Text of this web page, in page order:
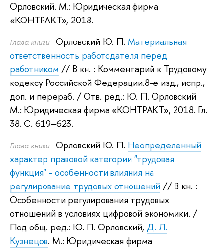
Орловский. М.: Юридическая фирма
«КОНТРАКТ», 2018.
Глава книги Орловский Ю. П. Материальная
ответственность работодателя перед
работником // В кн. : Комментарий к Трудовому
кодексу Российской Федерации.8-е изд., испр.,
доп. и перераб. / Отв. ред.: Ю. П. Орловский.
М.: Юридическая фирма «КОНТРАКТ», 2018. Гл.
38. С. 619–623.
Глава книги Орловский Ю. П. Неопределенный
характер правовой категории "трудовая
функция" - особенности влияния на
регулирование трудовых отношений // В кн. :
Особенности регулирования трудовых
отношений в условиях цифровой экономики. /
Под общ. ред.: Ю. П. Орловский, Д. Л.
Кузнецов. М.: Юридическая фирма